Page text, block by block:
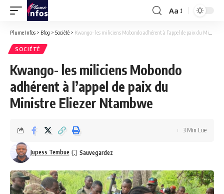
Font
Resizer
Aa
Plume Infos > Blog > Société > Kwango- les miliciens Mobondo adhérent à l’appel de paix du Ministre Eliezer Ntambwe
SOCIÉTÉ
Kwango- les miliciens Mobondo
adhérent à l’appel de paix du
Ministre Eliezer Ntambwe
Jupess Tembue
3 Min Lue